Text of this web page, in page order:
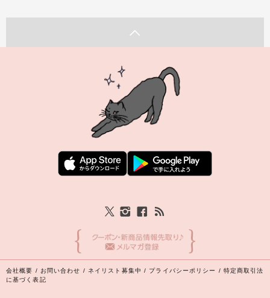
会社概要 / お問い合わせ / ネイリスト募集中 / プライバシーポリシー / 特定商取引法
に基づく表記